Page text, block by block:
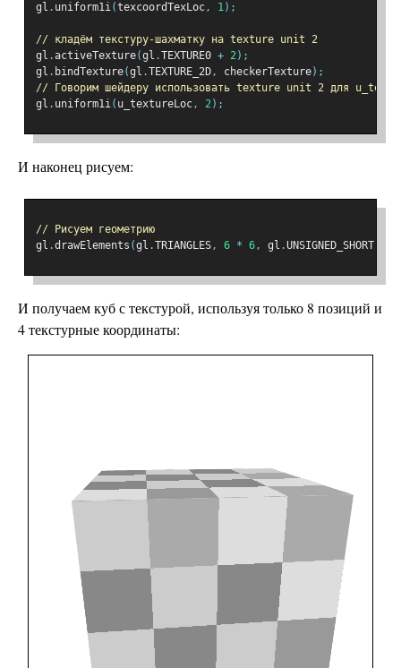
gl . uniform1i(texcoordTexLoc, 1);
// кладём текстуру-шахматку на texture unit 2
gl .activeTexture(gl .TEXTURE0 + 2);
gl . bindTexture(gl .TEXTURE_2D, checkerTexture);
// Говорим шейдеру использовать texture unit 2 для
gl . uniform1i( u_textureLoc, 2);
И наконец рисуем:
// Рисуем геометрию
gl .drawElements (gl .TRIANGLES, 6 * 6, gl .UNSIGNED_SHORT
И получаем куб с текстурой, используя только 8 позиций и
4 текстурные координаты: